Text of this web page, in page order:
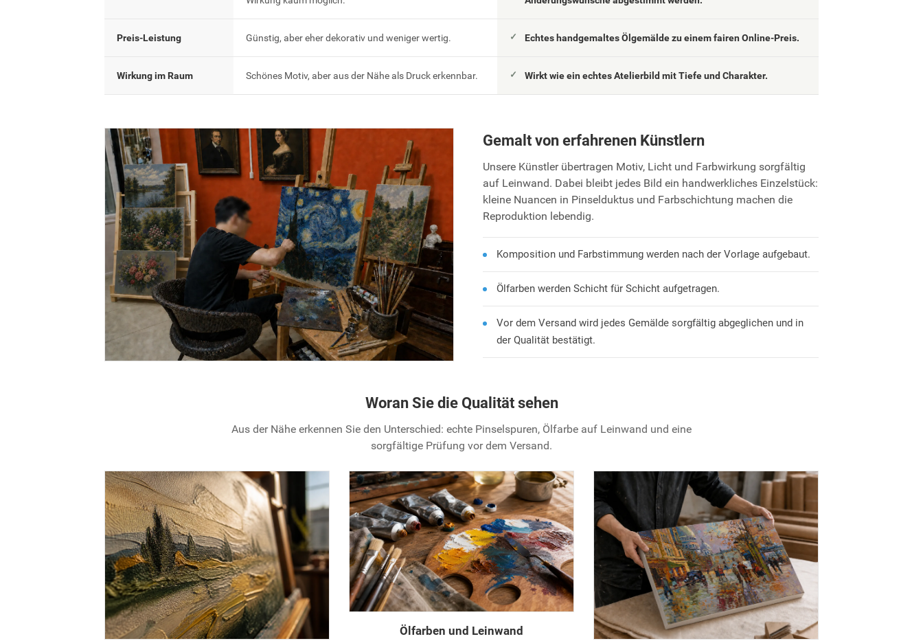
Preis-Leistung Günstig, aber eher dekorativ und weniger wertig. Echtes handgemaltes Ölgemälde zu einem fairen Online-Preis.
Wirkung im Raum Schönes Motiv, aber aus der Nähe als Druck erkennbar. Wirkt wie ein echtes Atelierbild mit Tiefe und Charakter.
Gemalt von erfahrenen Künstlern
Unsere Künstler übertragen Motiv, Licht und Farbwirkung sorgfältig
auf Leinwand. Dabei bleibt jedes Bild ein handwerkliches Einzelstück:
kleine Nuancen in Pinselduktus und Farbschichtung machen die
Reproduktion lebendig.
Komposition und Farbstimmung werden nach der Vorlage aufgebaut.
Ölfarben werden Schicht für Schicht aufgetragen.
Vor dem Versand wird jedes Gemälde sorgfältig abgeglichen und in
der Qualität bestätigt.
Woran Sie die Qualität sehen
Aus der Nähe erkennen Sie den Unterschied: echte Pinselspuren, Ölfarbe auf Leinwand und eine
sorgfältige Prüfung vor dem Versand.
Ölfarben und Leinwand